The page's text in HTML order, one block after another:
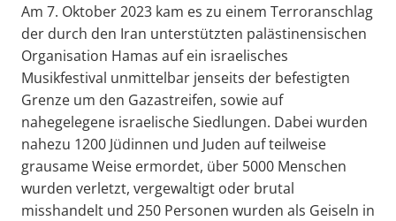
Am 7. Oktober 2023 kam es zu einem Terroranschlag
der durch den Iran unterstützten palästinensischen
Organisation Hamas auf ein israelisches
Musikfestival unmittelbar jenseits der befestigten
Grenze um den Gazastreifen, sowie auf
nahegelegene israelische Siedlungen. Dabei wurden
nahezu 1200 Jüdinnen und Juden auf teilweise
grausame Weise ermordet, über 5000 Menschen
wurden verletzt, vergewaltigt oder brutal
misshandelt und 250 Personen wurden als Geiseln in